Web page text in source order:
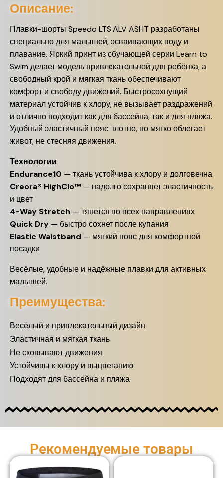
Описание:
Плавки-шорты Speedo LTS ALV ASHT разработаны
специально для малышей, осваивающих воду и
плавание. Яркий принт из обучающей серии Learn to
Swim делает модель привлекательной для ребёнка, а
свободный крой и мягкая ткань обеспечивают
комфорт и свободу движений. Быстросохнущий
материал устойчив к хлору, не вызывает раздражений
и отлично подходит как для бассейна, так и для пляжа.
Удобный эластичный пояс плотно, но мягко облегает
живот, не стесняя движения.
Технологии
Endurance10 — ткань устойчива к хлору и долговечна
Creora® HighClo™ — надолго сохраняет эластичность
и цвет
4-Way Stretch — тянется во всех направлениях
Quick Dry — быстро сохнет после купания
Elastic Waistband — мягкий пояс для комфортной
посадки
Весёлые, удобные и надёжные плавки для активных
малышей.
Преимущества:
Весёлый и привлекательный дизайн
Эластичная и мягкая ткань
Не сковывают движения
Устойчивы к хлору и выцветанию
Подходят для бассейна и пляжа
Рекомендуемые товары